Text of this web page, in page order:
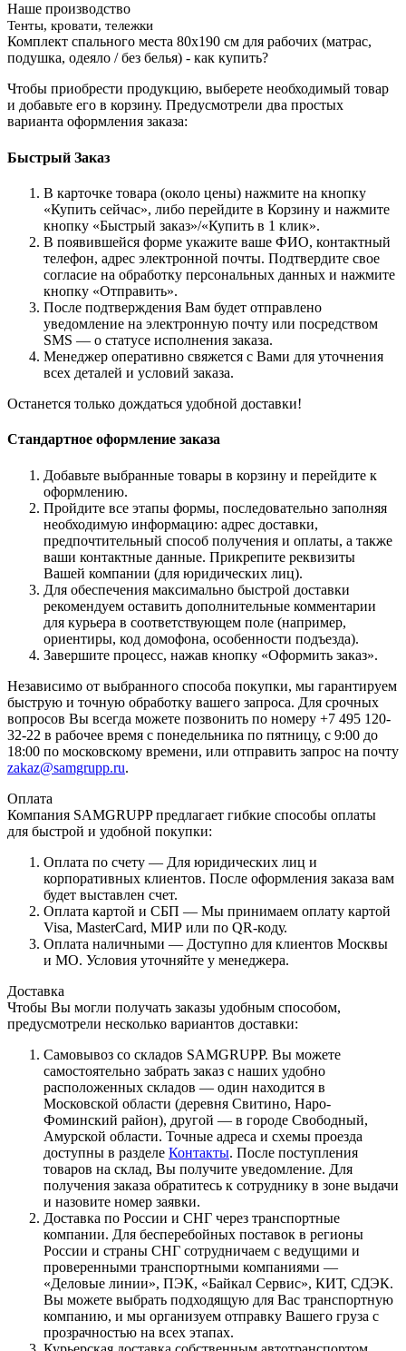
Наше производство
Тенты, кровати, тележки
Комплект спального места 80х190 см для рабочих (матрас,
подушка, одеяло / без белья) - как купить?
Чтобы приобрести продукцию, выберете необходимый товар
и добавьте его в корзину. Предусмотрели два простых
варианта оформления заказа:
Быстрый Заказ
В карточке товара (около цены) нажмите на кнопку
«Купить сейчас», либо перейдите в Корзину и нажмите
кнопку «Быстрый заказ»/«Купить в 1 клик».
В появившейся форме укажите ваше ФИО, контактный
телефон, адрес электронной почты. Подтвердите свое
согласие на обработку персональных данных и нажмите
кнопку «Отправить».
После подтверждения Вам будет отправлено
уведомление на электронную почту или посредством
SMS — о статусе исполнения заказа.
Менеджер оперативно свяжется с Вами для уточнения
всех деталей и условий заказа.
Останется только дождаться удобной доставки!
Стандартное оформление заказа
Добавьте выбранные товары в корзину и перейдите к
оформлению.
Пройдите все этапы формы, последовательно заполняя
необходимую информацию: адрес доставки,
предпочтительный способ получения и оплаты, а также
ваши контактные данные. Прикрепите реквизиты
Вашей компании (для юридических лиц).
Для обеспечения максимально быстрой доставки
рекомендуем оставить дополнительные комментарии
для курьера в соответствующем поле (например,
ориентиры, код домофона, особенности подъезда).
Завершите процесс, нажав кнопку «Оформить заказ».
Независимо от выбранного способа покупки, мы гарантируем
быструю и точную обработку вашего запроса. Для срочных
вопросов Вы всегда можете позвонить по номеру +7 495 120-
32-22 в рабочее время с понедельника по пятницу, с 9:00 до
18:00 по московскому времени, или отправить запрос на почту
zakaz@samgrupp.ru.
Оплата
Компания SAMGRUPP предлагает гибкие способы оплаты
для быстрой и удобной покупки:
Оплата по счету — Для юридических лиц и
корпоративных клиентов. После оформления заказа вам
будет выставлен счет.
Оплата картой и СБП — Мы принимаем оплату картой
Visa, MasterCard, МИР или по QR-коду.
Оплата наличными — Доступно для клиентов Москвы
и МО. Условия уточняйте у менеджера.
Доставка
Чтобы Вы могли получать заказы удобным способом,
предусмотрели несколько вариантов доставки:
Самовывоз со складов SAMGRUPP. Вы можете
самостоятельно забрать заказ с наших удобно
расположенных складов — один находится в
Московской области (деревня Свитино, Наро-
Фоминский район), другой — в городе Свободный,
Амурской области. Точные адреса и схемы проезда
доступны в разделе Контакты. После поступления
товаров на склад, Вы получите уведомление. Для
получения заказа обратитесь к сотруднику в зоне выдачи
и назовите номер заявки.
Доставка по России и СНГ через транспортные
компании. Для бесперебойных поставок в регионы
России и страны СНГ сотрудничаем с ведущими и
проверенными транспортными компаниями —
«Деловые линии», ПЭК, «Байкал Сервис», КИТ, СДЭК.
Вы можете выбрать подходящую для Вас транспортную
компанию, и мы организуем отправку Вашего груза с
прозрачностью на всех этапах.